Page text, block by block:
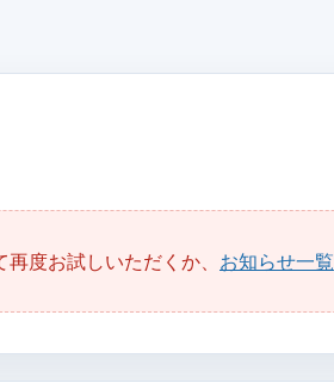
度お試しいただくか、 お知らせ一覧